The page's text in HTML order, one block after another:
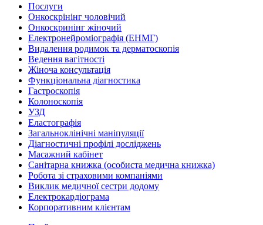
Послуги
Онкоскрінінг чоловічий
Онкоскринінг жіночий
Електронейроміографія (ЕНМГ)
Видалення родимок та дерматоскопія
Ведення вагітності
Жіноча консультація
Функціональна діагностика
Гастроскопія
Колоноскопія
УЗД
Еластографія
Загальноклінічні маніпуляції
Діагностичні профілі досліджень
Масажний кабінет
Санітарна книжка (особиста медична книжка)
Робота зі страховими компаніями
Виклик медичної сестри додому
Електрокардіограма
Корпоративним клієнтам